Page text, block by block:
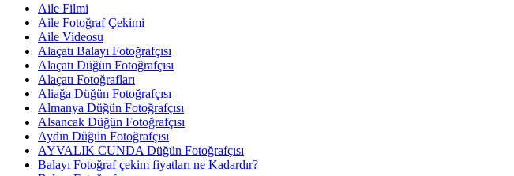
Aile Filmi
Aile Fotoğraf Çekimi
Aile Videosu
Alaçatı Balayı Fotoğrafçısı
Alaçatı Düğün Fotoğrafçısı
Alaçatı Fotoğrafları
Aliağa Düğün Fotoğrafçısı
Almanya Düğün Fotoğrafçısı
Alsancak Düğün Fotoğrafçısı
Aydın Düğün Fotoğrafçısı
AYVALIK CUNDA Düğün Fotoğrafçısı
Balayı Fotoğraf çekim fiyatları ne Kadardır?